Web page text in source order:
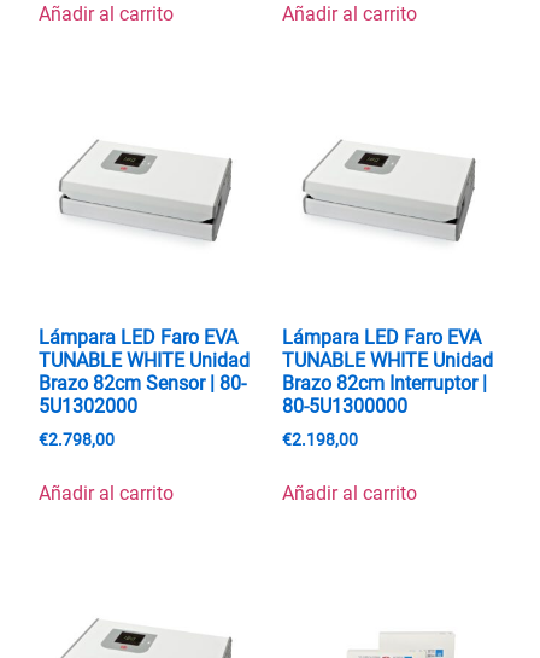
Añadir al carrito Añadir al carrito
Lámpara LED Faro EVA
TUNABLE WHITE Unidad
Brazo 82cm Sensor | 80-
5U1302000
€2.798,00
Añadir al carrito
Lámpara LED Faro EVA
TUNABLE WHITE Unidad
Brazo 82cm Interruptor |
80-5U1300000
€2.198,00
Añadir al carrito